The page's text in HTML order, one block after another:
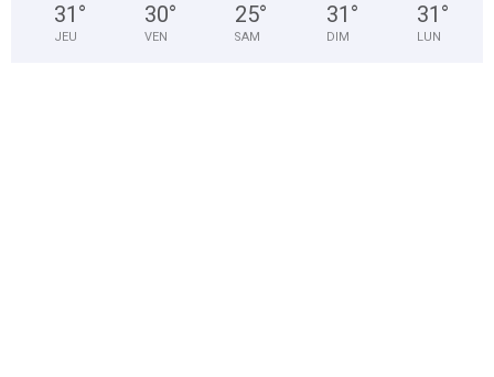
31 °
JEU
30°
VEN
25°
SAM
31 °
DIM
31 °
LUN